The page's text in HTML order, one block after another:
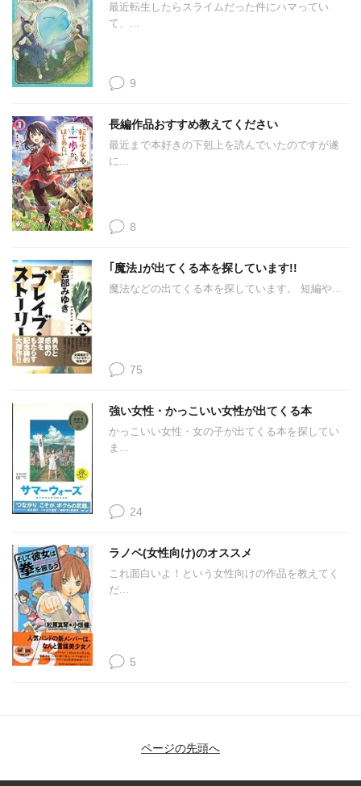
最近転生したらスライムだった件にハマってい
て、...
9
長編作品おすすめ教えてください
最近まで本好きの下剋上を読んでいたのですが遂
に...
8
｢魔法｣が出てくる本を探しています!!
魔法などの出てくる本を探しています。 短編や...
75
強い女性・かっこいい女性が出てくる本
かっこいい女性・女の子が出てくる本を探してい
ま...
24
ラノベ(女性向け)のオススメ
これ面白いよ！という女性向けの作品を教えてく
だ...
5
ページの先頭へ